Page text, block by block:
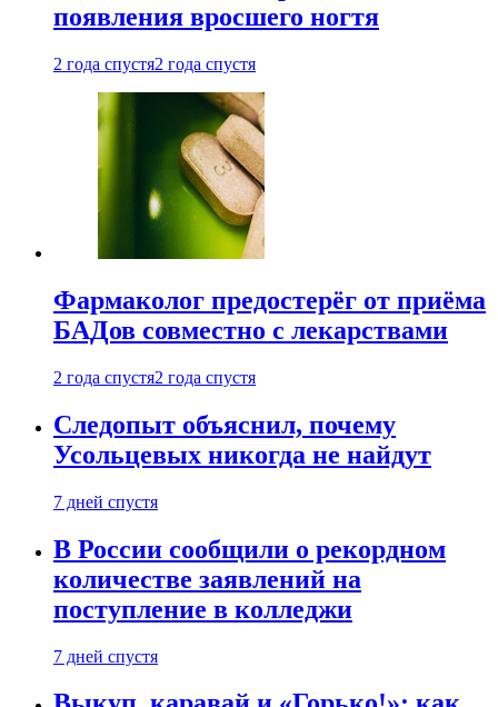
появления вросшего ногтя
2 года спустя2 года спустя
Фармаколог предостерёг от приёма
БАДов совместно с лекарствами
2 года спустя2 года спустя
Следопыт объяснил, почему
Усольцевых никогда не найдут
7 дней спустя
В России сообщили о рекордном
количестве заявлений на
поступление в колледжи
7 дней спустя